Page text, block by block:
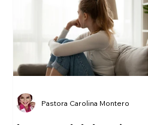
Pastora Carolina Montero